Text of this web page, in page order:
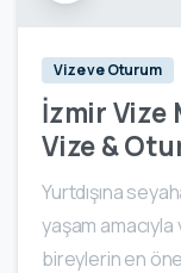
Vize ve Oturum
İzmir Vize
Vize &
Yurtdışına
yaşam
bireylerin en